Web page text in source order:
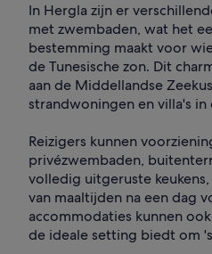
In Hergla zijn er
met zwembaden, wat het
bestemming maakt voor
de Tunesische zon. Dit
aan de Middellandse
strandwoningen en villa's
Reizigers kunnen
privézwembaden,
volledig uitgeruste
van maaltijden na een dag
accommodaties kunnen
de ideale setting biedt om